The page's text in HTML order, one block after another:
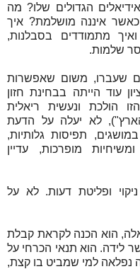
הגדולים שלו? מה
איננה מושלמת? איך
מתמודדים בסבלנות,
שלמות.
שעברו, משום שאפשרות
עוד הייתה בבחינת חזון
הולכת ונעשית ריאלית
לא יעלה על הדעת
תפיסות גלותיות,
מופרכות, עדיין
ופליטת דעות. לא על
הוא הכנה לקראת קבלת
לידה. הוא תנאי הכרחי על
נפלאה למי שמביט בו קצת,